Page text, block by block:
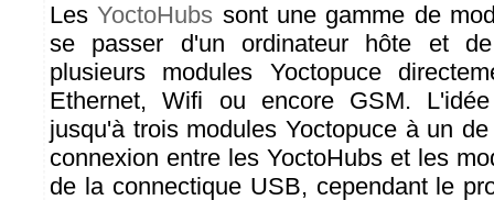
LesYoctoHubs sont une gamme de
se passer d'un ordinateur hôte et
plusieurs modules Yoctopuce
Ethernet, Wifi ou encore GSM.
jusqu'à trois modules Yoctopuce à un
connexion entre les YoctoHubs et les
de la connectique USB, cependant le